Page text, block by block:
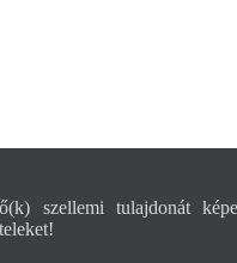
szellemi tulajdonát